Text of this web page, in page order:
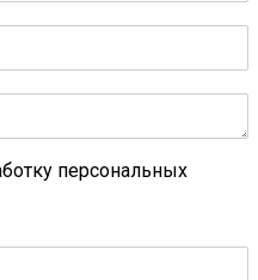
персональных